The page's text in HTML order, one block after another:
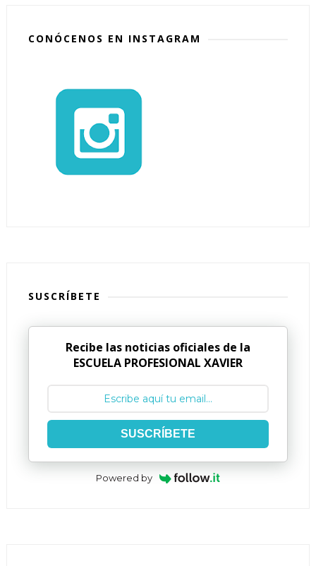
CONÓCENOS EN INSTAGRAM
SUSCRÍBETE
Recibe las noticias oficiales de la
ESCUELA PROFESIONAL XAVIER
SUSCRÍBETE
Powered by